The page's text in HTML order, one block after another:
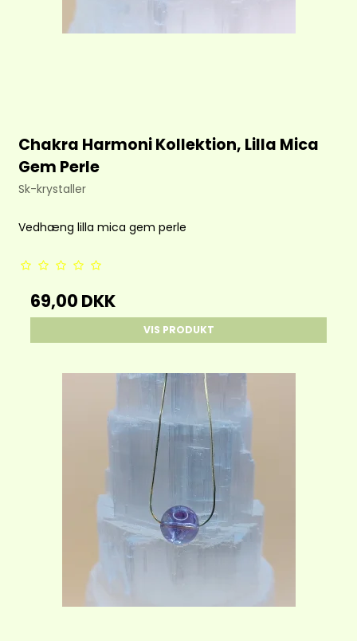
Chakra Harmoni Kollektion, Lilla Mica
Gem Perle
Sk-krystaller
Vedhæng lilla mica gem perle
69,00 DKK
VIS PRODUKT